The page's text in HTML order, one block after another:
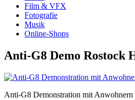
Inhalt
springen
Film & VFX
Fotografie
Musik
Online-Shops
Anti-G8 Demo Rostock
Anti-G8 Demonstration mit